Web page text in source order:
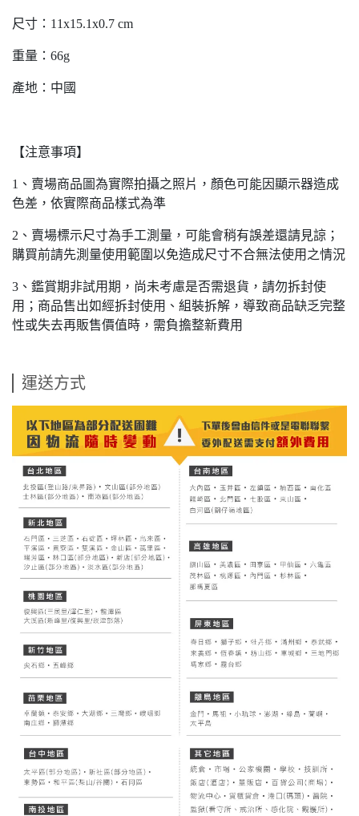
尺寸：11x15.1x0.7 cm
重量：66g
產地：中國
【注意事項】
1、賣場商品圖為實際拍攝之照片，顏色可能因顯示器造成
色差，依實際商品樣式為準
2、賣場標示尺寸為手工測量，可能會稍有誤差還請見諒；
購買前請先測量使用範圍以免造成尺寸不合無法使用之情況
3、鑑賞期非試用期，尚未考慮是否需退貨，請勿拆封使
用；商品售出如經拆封使用、組裝拆解，導致商品缺乏完整
性或失去再販售價值時，需負擔整新費用
運送方式